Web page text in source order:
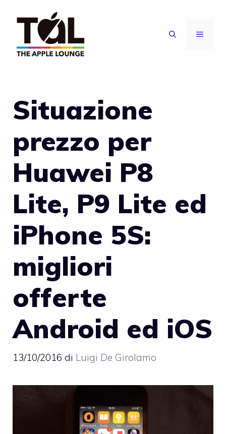
contenuto
MENU
Situazione
prezzo per
Huawei P8
Lite, P9 Lite ed
iPhone 5S:
migliori
offerte
Android ed iOS
13/10/2016 di Luigi De Girolamo